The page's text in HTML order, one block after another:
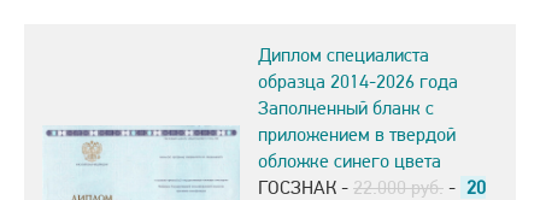
Диплом специалиста
образца 2014-2026 года
Заполненный бланк с
приложением в твердой
обложке синего цвета
ГОСЗНАК - 22.000 руб. - 20